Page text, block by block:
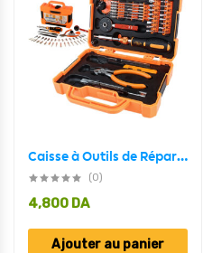
Caisse à Outils de Réparation 47 pièces MAC-TECH
(0)
4,800 DA
Ajouter au panier